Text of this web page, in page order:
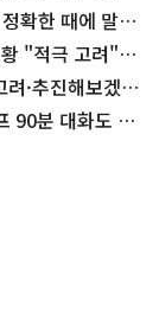
확한 때에 말씀
"적극 고려"
·추진해보겠
90분 대화도 공